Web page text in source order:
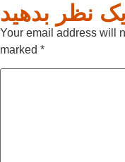
یک نظر بدهید
Your email address will
marked *